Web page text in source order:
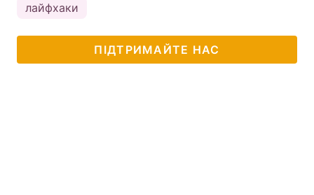
лайфхаки
ПІДТРИМАЙТЕ НАС